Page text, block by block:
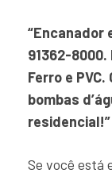
“Encanador
91362-8000.
Ferro e
bombas
residencial!”
Se você está